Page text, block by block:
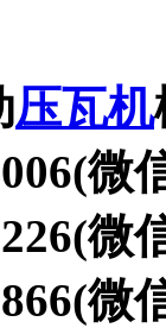
压瓦机
微
微
微